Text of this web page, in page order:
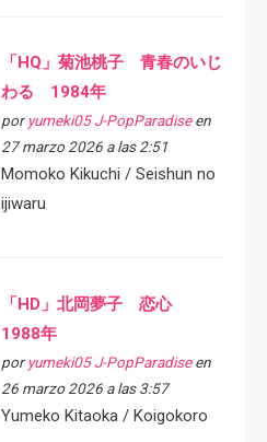
「HQ」菊池桃子 青春のいじ
わる 1984年
por yumeki05 J-PopParadiseen
27 marzo 2026 a las 2:51
Momoko Kikuchi / Seishun no
ijiwaru
「HD」北岡夢子 恋心
1988年
por yumeki05 J-PopParadiseen
26 marzo 2026 a las 3:57
Yumeko Kitaoka / Koigokoro